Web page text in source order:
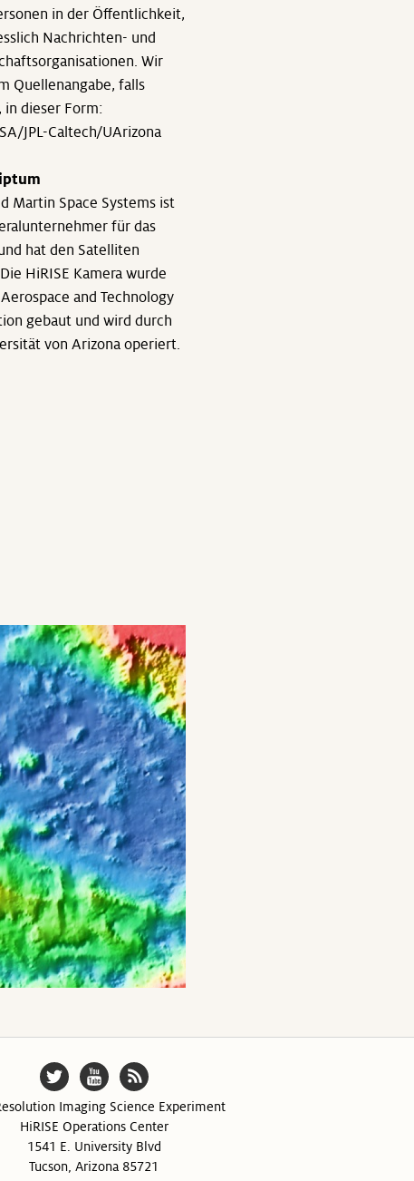
in der Öffentlichkeit,
Nachrichten- und
Wir
Quellenangabe, falls
in dieser Form:
JPL-Caltech/UArizona
Martin Space Systems ist
für das
hat den Satelliten
HiRISE Kamera wurde
and Technology
gebaut und wird durch
von Arizona operiert.
Imaging Science Experiment
HiRISE Operations Center
1541 E. University Blvd
Tucson, Arizona 85721